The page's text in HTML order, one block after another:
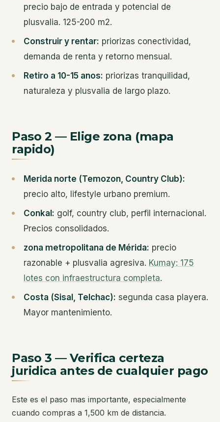
precio bajo de entrada y potencial de
plusvalia. 125-200 m2.
Construir y rentar: priorizas conectividad,
demanda de renta y retorno mensual.
Retiro a 10-15 anos: priorizas tranquilidad,
naturaleza y plusvalia de largo plazo.
Paso 2 — Elige zona (mapa
rapido)
Merida norte (Temozon, Country Club):
precio alto, lifestyle urbano premium.
Conkal: golf, country club, perfil internacional.
Precios consolidados.
zona metropolitana de Mérida: precio
razonable + plusvalia agresiva. Kumay: 175
lotes con infraestructura completa.
Costa (Sisal, Telchac): segunda casa playera.
Mayor mantenimiento.
Paso 3 — Verifica certeza
juridica antes de cualquier pago
Este es el paso mas importante, especialmente
cuando compras a 1,500 km de distancia.